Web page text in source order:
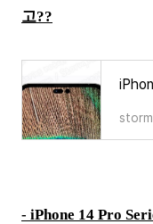
고??
- iPhone 14 Pro